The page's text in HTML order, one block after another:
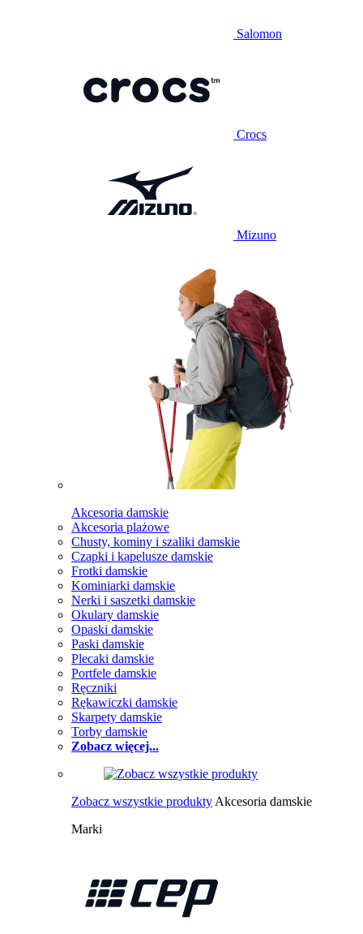
Salomon
Crocs
Mizuno
Akcesoria damskie
Akcesoria plażowe
Chusty, kominy i szaliki damskie
Czapki i kapelusze damskie
Frotki damskie
Kominiarki damskie
Nerki i saszetki damskie
Okulary damskie
Opaski damskie
Paski damskie
Plecaki damskie
Portfele damskie
Ręczniki
Rękawiczki damskie
Skarpety damskie
Torby damskie
Zobacz więcej...
Zobacz wszystkie produkty Akcesoria damskie
Marki